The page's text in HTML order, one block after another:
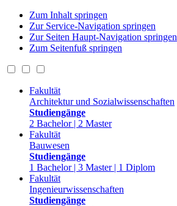
Zum Inhalt springen
Zur Service-Navigation springen
Zur Seiten Haupt-Navigation springen
Zum Seitenfuß springen
Fakultät
Architektur und Sozialwissenschaften
Studiengänge
2 Bachelor | 2 Master
Fakultät
Bauwesen
Studiengänge
1 Bachelor | 3 Master | 1 Diplom
Fakultät
Ingenieurwissenschaften
Studiengänge